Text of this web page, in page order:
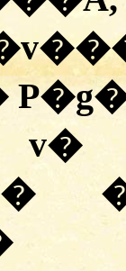
v�